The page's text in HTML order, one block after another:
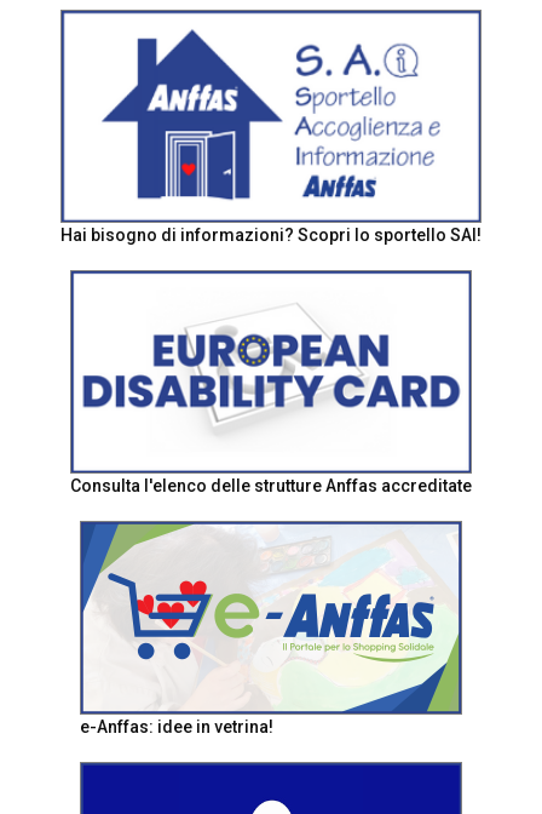
Hai bisogno di informazioni? Scopri lo sportello SAI!
Consulta l'elenco delle strutture Anffas accreditate
e-Anffas: idee in vetrina!